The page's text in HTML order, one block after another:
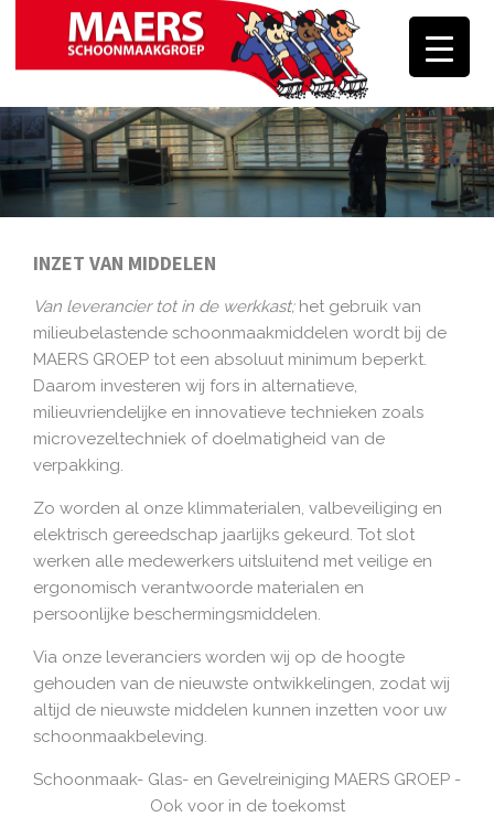
content
INZET VAN MIDDELEN
Van leverancier tot in de werkkast;het gebruik van
milieubelastende schoonmaakmiddelen wordt bij de
MAERS GROEP tot een absoluut minimum beperkt.
Daarom investeren wij fors in alternatieve,
milieuvriendelijke en innovatieve technieken zoals
microvezeltechniek of doelmatigheid van de
verpakking.
Zo worden al onze klimmaterialen, valbeveiliging en
elektrisch gereedschap jaarlijks gekeurd. Tot slot
werken alle medewerkers uitsluitend met veilige en
ergonomisch verantwoorde materialen en
persoonlijke beschermingsmiddelen.
Via onze leveranciers worden wij op de hoogte
gehouden van de nieuwste ontwikkelingen, zodat wij
altijd de nieuwste middelen kunnen inzetten voor uw
schoonmaakbeleving.
Schoonmaak- Glas- en Gevelreiniging MAERS GROEP -
Ook voor in de toekomst